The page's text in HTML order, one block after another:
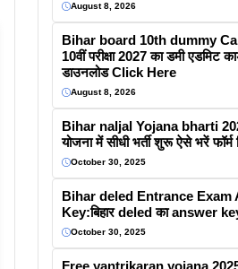
August 8, 2026
Bihar board 10th dummy Card
10वीं परीक्षा 2027 का डमी एडमिट
डाउनलोड Click Here
August 8, 2026
Bihar naljal Yojana bharti
योजना में सीधी भर्ती शुरू ऐसे भरें
October 30, 2025
Bihar deled Entrance Exam
Key:बिहार deled का answer
October 30, 2025
Free yantrikaran yojana